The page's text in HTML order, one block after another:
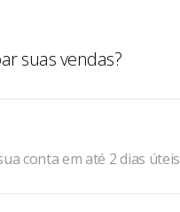
suas vendas?
conta em até 2 dias úteis